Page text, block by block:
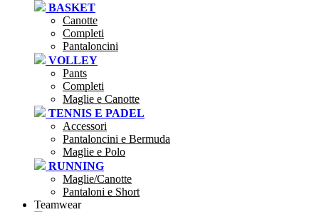
BASKET
Canotte
Completi
Pantaloncini
VOLLEY
Pants
Completi
Maglie e Canotte
TENNIS E PADEL
Accessori
Pantaloncini e Bermuda
Maglie e Polo
RUNNING
Maglie/Canotte
Pantaloni e Short
Teamwear